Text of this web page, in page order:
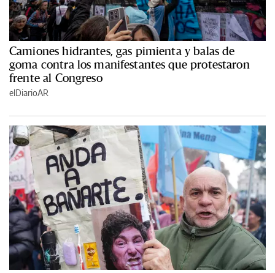
Camiones hidrantes, gas pimienta y balas de
goma contra los manifestantes que protestaron
frente al Congreso
elDiarioAR